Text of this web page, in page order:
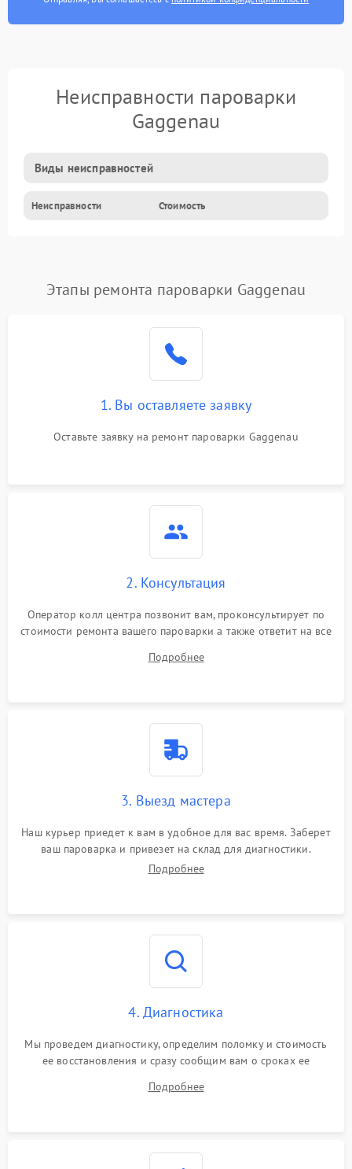
Неисправности пароварки
Gaggenau
Виды неисправностей
Неисправности Стоимость
Этапы ремонта пароварки Gaggenau
1. Вы оставляете заявку
Оставьте заявку на ремонт пароварки Gaggenau
2. Консультация
Оператор колл центра позвонит вам, проконсультирует по
стоимости ремонта вашего пароварки а также ответит на все
Подробнее
3. Выезд мастера
Наш курьер приедет к вам в удобное для вас время. Заберет
ваш пароварка и привезет на склад для диагностики.
Подробнее
4. Диагностика
Мы проведем диагностику, определим поломку и стоимость
ее восстановления и сразу сообщим вам о сроках ее
Подробнее